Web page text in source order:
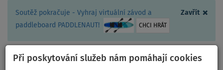
Zavřít ×
Soutěž pokračuje - Vyhraj virtuální závod a
paddleboard PADDLENAUT!
CHCI HRÁT
Při poskytování služeb nám pomáhají cookies
CZ/Kč +420 467 409 090 0ks